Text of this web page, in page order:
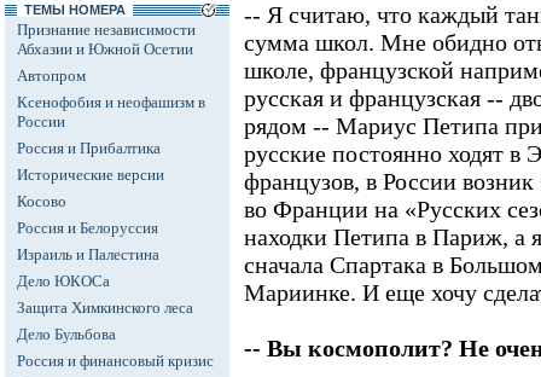
ТЕМЫ НОМЕРА
Признание независимости
Абхазии и Южной Осетии
Автопром
Ксенофобия и неофашизм в
России
Россия и Прибалтика
Исторические версии
Косово
Россия и Белоруссия
Израиль и Палестина
Дело ЮКОСа
Защита Химкинского леса
Дело Бульбова
Россия и финансовый кризис
-- Я считаю, что каждый
сумма школ. Мне обидно
школе, французской
русская и французская --
рядом -- Мариус Петипа
русские постоянно ходят в
французов, в России
во Франции на «Русских
находки Петипа в Париж, а
сначала Спартака в
Мариинке. И еще хочу
-- Вы космополит? Не